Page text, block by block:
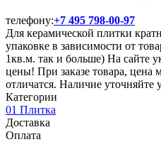
телефону:+7 495 798-00-97
Для керамической плитки
упаковке в зависимости от
1кв.м. так и больше) На сайте
цены! При заказе товара, цена
отличатся. Наличие уточняйте
Категории
01 Плитка
Доставка
Оплата